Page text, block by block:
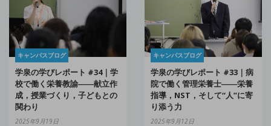
キャンパスブログ
学泉の学びレポート #34｜学
校で働く栄養教諭――献立作
成，授業づくり，子どもとの
関わり
2025年9月19日
キャンパスブログ
学泉の学びレポート #33｜病
院で働く管理栄養士――栄養
指導，NST，そして“人”に寄
り添う力
2025年9月12日